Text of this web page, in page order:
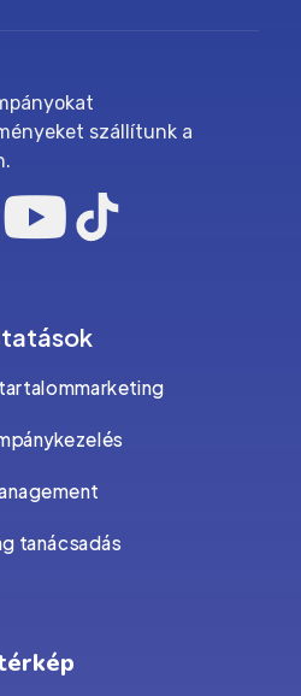
szállítunk a
tanácsadás